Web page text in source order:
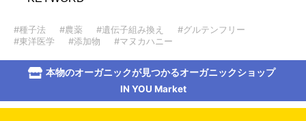
#種子法 #農薬 #遺伝子組み換え
#グルテンフリー
#東洋医学
#添加物 #マヌカハニー
本物のオーガニックが見つかるオーガニックショップ
IN YOU Market